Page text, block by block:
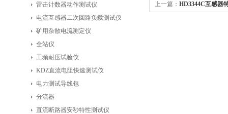
雷击计数器动作测试仪
电流互感器二次回路负载测试仪
矿用杂散电流测定仪
全站仪
工频耐压试验仪
KDZ直流电阻快速测试仪
电力测试导线包
分流器
直流断路器安秒特性测试仪
上一篇： HD3344C互感器